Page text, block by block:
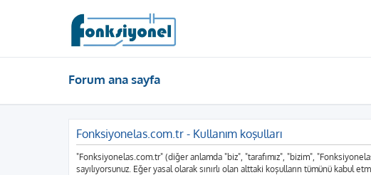
Forum ana sayfa
Fonksiyonelas.com.tr - Kullanım koşulları
"Fonksiyonelas.com.tr" (diğer anlamda "biz", "tarafımız", "bizim",
sayılıyorsunuz. Eğer yasal olarak sınırlı olan alttaki koşulların tümünü